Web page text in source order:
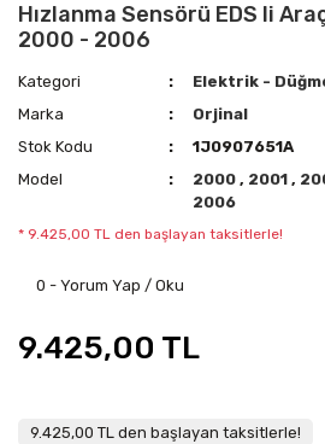
Hızlanma Sensörü EDS li
2000 - 2006
Kategori
Elektrik -
Marka
Orjinal
Stok Kodu
1J0907651A
Model
2000, 2001,
2006
* 9.425,00 TL den başlayan taksitlerle!
0 - Yorum Yap / Oku
9.425,00 TL
9.425,00 TL den başlayan taksitlerle!